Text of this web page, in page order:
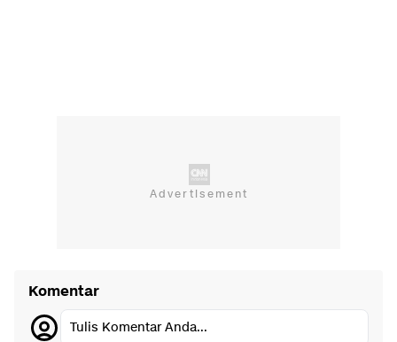
Komentar
Tulis Komentar Anda...